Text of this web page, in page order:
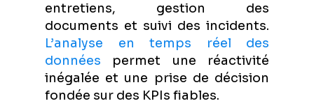
entretiens, gestion des
documents et suivi des incidents.
L’analyse en temps réel des
données permet une réactivité
inégalée et une prise de décision
fondée sur des KPIs fiables.